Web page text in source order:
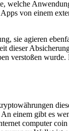
welche
von einem
sie agieren
dieser
verstoßen
einem gibt es
computer